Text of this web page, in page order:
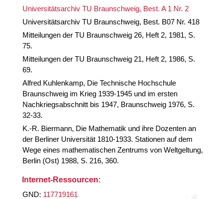
Universitätsarchiv TU Braunschweig, Best. A 1 Nr. 2
Universitätsarchiv TU Braunschweig, Best. B07 Nr. 418
Mitteilungen der TU Braunschweig 26, Heft 2, 1981, S.
75.
Mitteilungen der TU Braunschweig 21, Heft 2, 1986, S.
69.
Alfred Kuhlenkamp, Die Technische Hochschule
Braunschweig im Krieg 1939-1945 und im ersten
Nachkriegsabschnitt bis 1947, Braunschweig 1976, S.
32-33.
K.-R. Biermann, Die Mathematik und ihre Dozenten an
der Berliner Universität 1810-1933. Stationen auf dem
Wege eines mathematischen Zentrums von Weltgeltung,
Berlin (Ost) 1988, S. 216, 360.
Internet-Ressourcen:
GND: 117719161